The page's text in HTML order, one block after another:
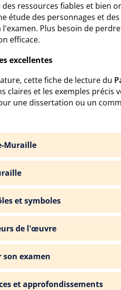
ressources fiables et bien
étude des personnages et
Plus besoin de
efficace.
excellentes
cette fiche de lecture du
claires et les exemples
une dissertation ou un
Muraille
et symboles
de l'œuvre
examen
et approfondissements